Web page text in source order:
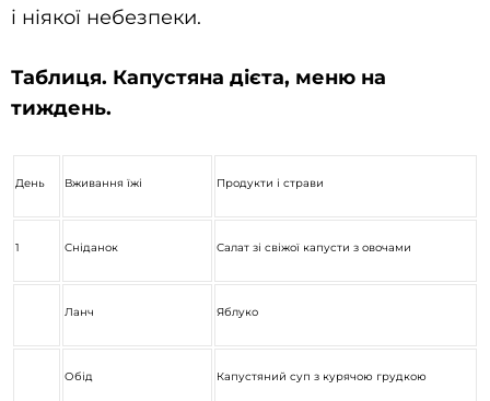
і ніякої небезпеки.
Таблиця. Капустяна дієта, меню на
тиждень.
День Вживання їжі Продукти і страви
1 Сніданок Салат зі свіжої капусти з овочами
Ланч Яблуко
Обід Капустяний суп з курячою грудкою